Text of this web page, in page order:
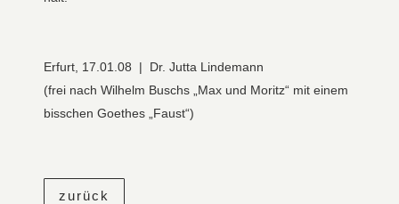
Erfurt, 17.01.08 | Dr. Jutta Lindemann
(frei nach Wilhelm Buschs „Max und Moritz“ mit einem
bisschen Goethes „Faust“)
zurück